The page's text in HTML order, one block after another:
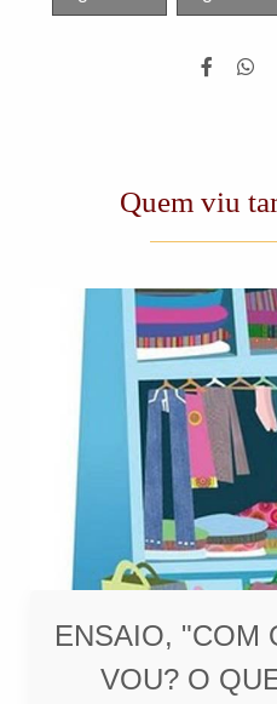
Quem viu
ENSAIO, "COM
VOU? O